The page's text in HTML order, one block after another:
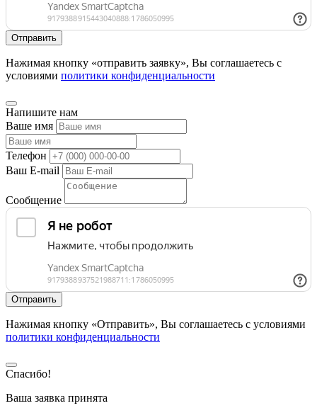
Нажимая кнопку «отправить заявку», Вы соглашаетесь с
условиями политики конфиденциальности
Напишите нам
Ваше имя
Телефон
Ваш E-mail
Сообщение
Нажимая кнопку «Отправить», Вы соглашаетесь с условиями
политики конфиденциальности
Спасибо!
Ваша заявка принята